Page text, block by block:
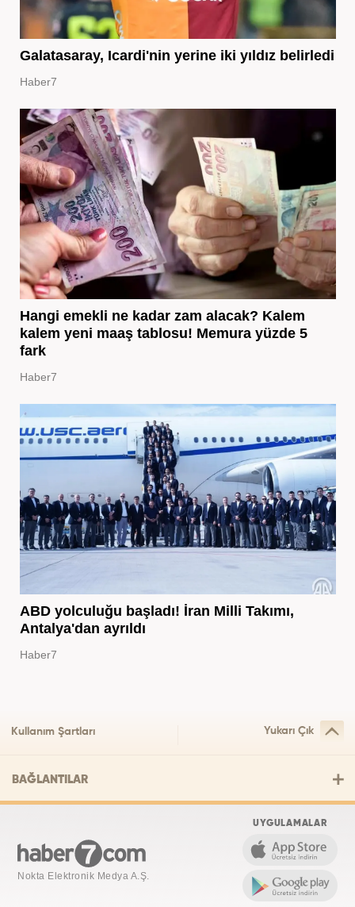
Galatasaray, Icardi'nin yerine iki yıldız belirledi
Haber7
Hangi emekli ne kadar zam alacak? Kalem
kalem yeni maaş tablosu! Memura yüzde 5
fark
Haber7
ABD yolculuğu başladı! İran Milli Takımı,
Antalya'dan ayrıldı
Haber7
Kullanım Şartları Yukarı Çık
BAĞLANTILAR
Nokta Elektronik Medya A.Ş.
UYGULAMALAR